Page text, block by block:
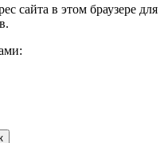
сайта в этом браузере для